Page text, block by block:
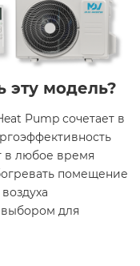
эту модель?
Pump сочетает в
в любое время
помещение
для